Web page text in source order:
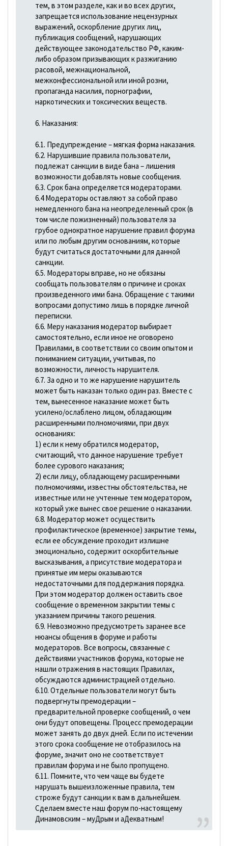
тем, в этом разделе, как и во всех других,
запрещается использование нецензурных
выражений, оскорбление других лиц,
публикация сообщений, нарушающих
действующее законодательство РФ, каким-
либо образом призывающих к разжиганию
расовой, межнациональной,
межконфессиональной или иной розни,
пропаганда насилия, порнографии,
наркотических и токсических веществ.
6. Наказания:
6.1. Предупреждение – мягкая форма наказания.
6.2. Нарушившие правила пользователи,
подлежат санкции в виде бана – лишения
возможности добавлять новые сообщения.
6.3. Срок бана определяется модераторами.
6.4 Модераторы оставляют за собой право
немедленного бана на неопределенный срок (в
том числе пожизненный) пользователя за
грубое однократное нарушение правил форума
или по любым другим основаниям, которые
будут считаться достаточными для данной
санкции.
6.5. Модераторы вправе, но не обязаны
сообщать пользователям о причине и сроках
произведенного ими бана. Обращение с такими
вопросами допустимо лишь в порядке личной
переписки.
6.6. Меру наказания модератор выбирает
самостоятельно, если иное не оговорено
Правилами, в соответствии со своим опытом и
пониманием ситуации, учитывая, по
возможности, личность нарушителя.
6.7. За одно и то же нарушение нарушитель
может быть наказан только один раз. Вместе с
тем, вынесенное наказание может быть
усилено/ослаблено лицом, обладающим
расширенными полномочиями, при двух
основаниях:
1) если к нему обратился модератор,
считающий, что данное нарушение требует
более сурового наказания;
2) если лицу, обладающему расширенными
полномочиями, известны обстоятельства, не
известные или не учтенные тем модератором,
который уже вынес свое решение о наказании.
6.8. Модератор может осуществить
профилактическое (временное) закрытие темы,
если ее обсуждение проходит излишне
эмоционально, содержит оскорбительные
высказывания, а присутствие модератора и
принятые им меры оказываются
недостаточными для поддержания порядка.
При этом модератор должен оставить свое
сообщение о временном закрытии темы с
указанием причины такого решения.
6.9. Невозможно предусмотреть заранее все
нюансы общения в форуме и работы
модераторов. Все вопросы, связанные с
действиями участников форума, которые не
нашли отражения в настоящих Правилах,
обсуждаются администрацией отдельно.
6.10. Отдельные пользователи могут быть
подвергнуты премодерации –
предварительной проверке сообщений, о чем
они будут оповещены. Процесс премодерации
может занять до двух дней. Если по истечении
этого срока сообщение не отобразилось на
форуме, значит оно не соответствует
правилам форума и не было пропущено.
6.11. Помните, что чем чаще вы будете
нарушать вышеизложенные правила, тем
строже будут санкции к вам в дальнейшем.
Сделаем вместе наш форум по-настоящему
Динамовским – муДрым и аДекватным!